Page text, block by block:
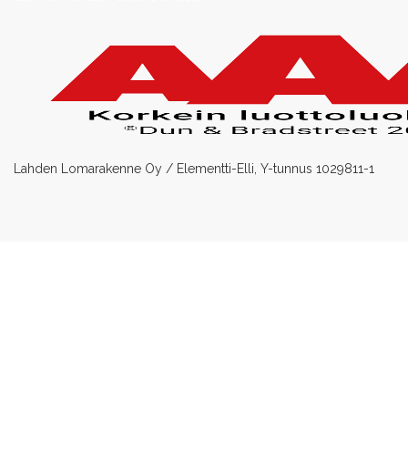
Lahden Lomarakenne Oy / Elementti-Elli, Y-tunnus 1029811-1